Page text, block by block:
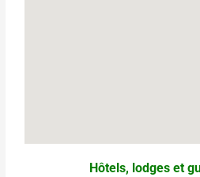
Hôtels, lodges et